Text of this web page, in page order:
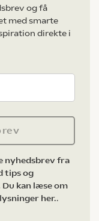
og få
med smarte
direkte i
nyhedsbrev fra
tips og
kan læse om
her..